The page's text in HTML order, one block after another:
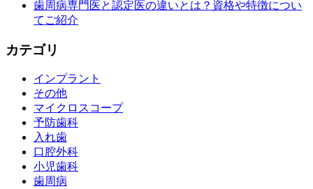
歯周病専門医と認定医の違いとは？資格や特徴につい
てご紹介
カテゴリ
インプラント
その他
マイクロスコープ
予防歯科
入れ歯
口腔外科
小児歯科
歯周病